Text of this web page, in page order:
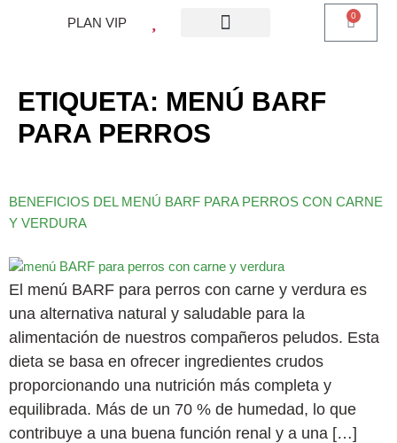
PLAN VIP 0
ETIQUETA: MENÚ BARF
PARA PERROS
BENEFICIOS DEL MENÚ BARF PARA PERROS CON CARNE
Y VERDURA
El menú BARF para perros con carne y verdura es
una alternativa natural y saludable para la
alimentación de nuestros compañeros peludos. Esta
dieta se basa en ofrecer ingredientes crudos
proporcionando una nutrición más completa y
equilibrada. Más de un 70 % de humedad, lo que
contribuye a una buena función renal y a una […]